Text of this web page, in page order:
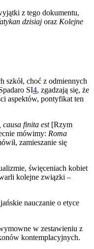
z tego dokumentu,
dzisiaj oraz Kolejne
szkół, choć z odmiennych
SI4, zgadzają się, że
aspektów, pontyfikat ten
causa finita est[Rzym
mówimy: Roma
zamieszanie się
święceniach kobiet
kolejne związki –
nauczanie o etyce
w zestawieniu z
kontemplacyjnych.